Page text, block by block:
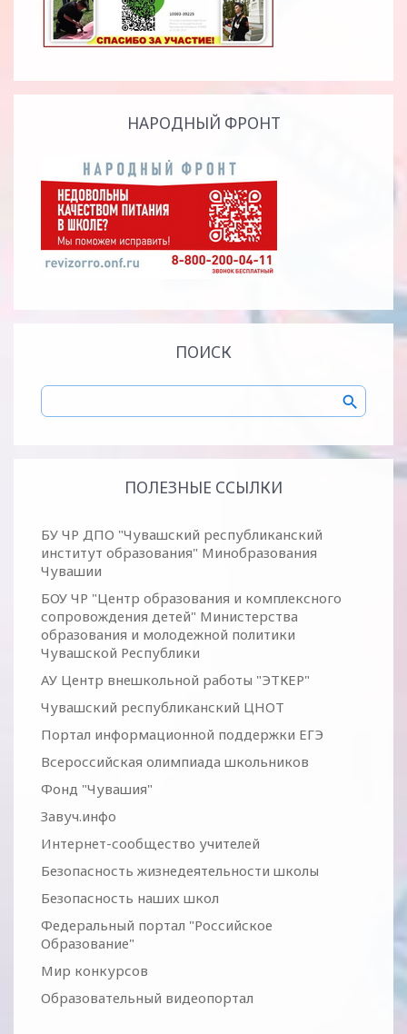
НАРОДНЫЙ ФРОНТ
ПОИСК
ПОЛЕЗНЫЕ ССЫЛКИ
БУ ЧР ДПО "Чувашский республиканский
институт образования" Минобразования
Чувашии
БОУ ЧР "Центр образования и комплексного
сопровождения детей" Министерства
образования и молодежной политики
Чувашской Республики
АУ Центр внешкольной работы "ЭТКЕР"
Чувашский республиканский ЦНОТ
Портал информационной поддержки ЕГЭ
Всероссийская олимпиада школьников
Фонд "Чувашия"
Завуч.инфо
Интернет-сообщество учителей
Безопасность жизнедеятельности школы
Безопасность наших школ
Федеральный портал "Российское
Образование"
Мир конкурсов
Образовательный видеопортал